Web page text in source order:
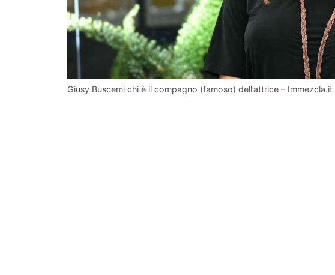
Giusy Buscemi chi è il compagno (famoso) dell’attrice –